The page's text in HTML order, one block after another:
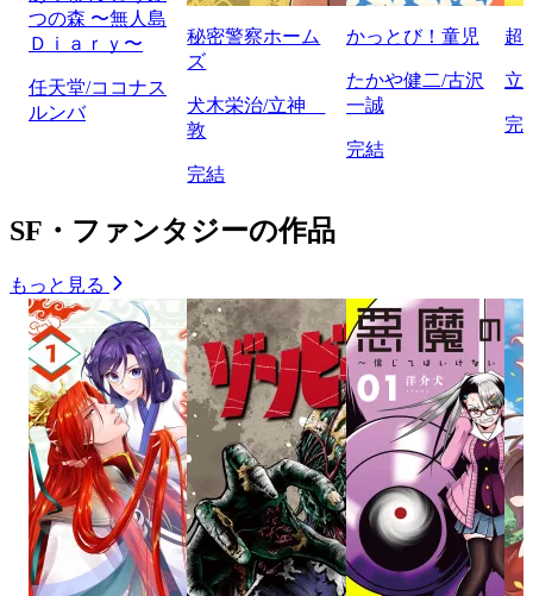
つの森 〜無人島
Ｄｉａｒｙ〜
任天堂/ココナス
ルンバ
秘密警察ホーム
ズ
犬木栄治/立神
敦
完結
かっとび！童児
たかや健二/古沢
一誠
完結
超
立
完
SF・ファンタジーの作品
もっと見る